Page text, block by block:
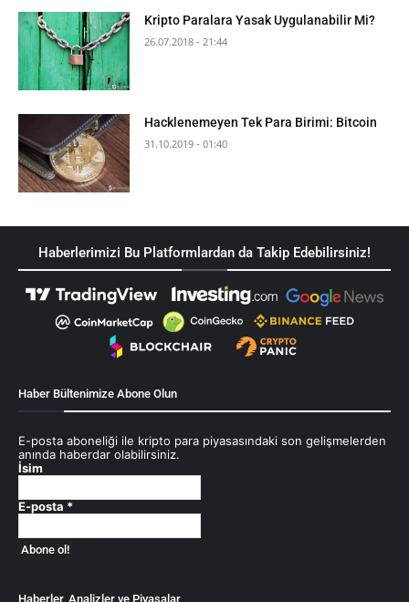
Kripto Paralara Yasak Uygulanabilir Mi?
26.07.2018 - 21:44
Hacklenemeyen Tek Para Birimi: Bitcoin
31.10.2019 - 01:40
Haberlerimizi Bu Platformlardan da Takip Edebilirsiniz!
Haber Bültenimize Abone Olun
E-posta aboneliği ile kripto para piyasasındaki son gelişmelerden
anında haberdar olabilirsiniz.
İsim
E-posta *
Haberler, Analizler ve Piyasalar